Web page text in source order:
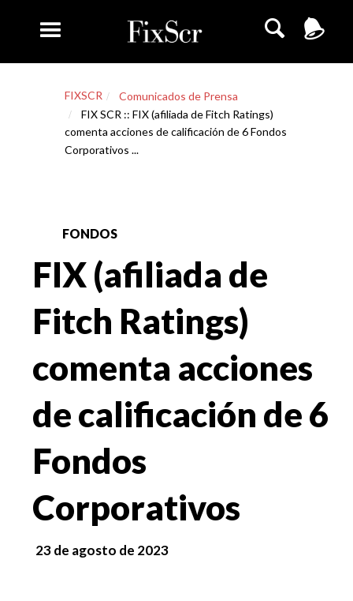
FIXSCR
Comunicados de Prensa
FIX SCR :: FIX (afiliada de Fitch Ratings)
comenta acciones de calificación de 6 Fondos
Corporativos ...
FONDOS
FIX (afiliada de
Fitch Ratings)
comenta acciones
de calificación de 6
Fondos
Corporativos
23 de agosto de 2023